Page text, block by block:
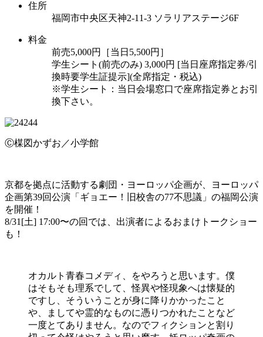
住所
福岡市中央区天神2-11-3 ソラリアステージ6F
料金
前売5,000円［当日5,500円］
学生シート(前売のみ) 3,000円 [当日座席指定券/引
換時要学生証提示](全席指定・税込)
※学生シート：当日会場窓口で座席指定券とお引
換下さい。
Ⓒ楳図かずお／小学館
京都を拠点に活動する劇団・ヨーロッパ企画が、ヨーロッパ
企画第39回公演「ギョエー！旧校舎の77不思議」の福岡公演
を開催！
8/31[土] 17:00〜の回では、出演者によるおまけトークショー
も！
オカルト青春コメディ、をやろうと思います。僕
はそもそも理系でして、怪異や怪現象へは懐疑的
ですし、そういうことが身に降りかかったこと
や、ましてや霊的なものに憑りつかれたことなど
一度とてありません。なのでフィクションと割り